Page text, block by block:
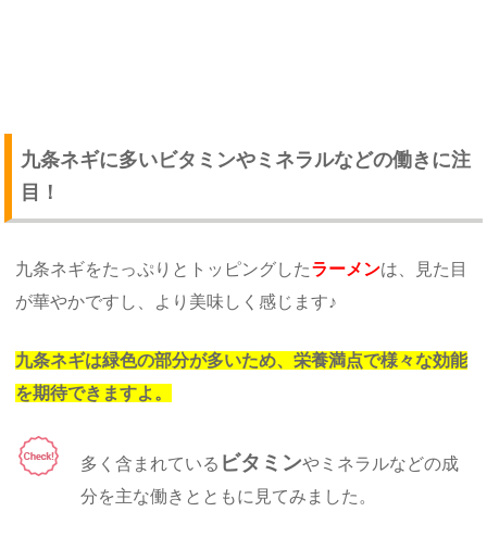
九条ネギに多いビタミンやミネラルなどの働きに注
目！
九条ネギをたっぷりとトッピングしたラーメンは、見た目
が華やかですし、より美味しく感じます♪
九条ネギは緑色の部分が多いため、栄養満点で様々な効能
を期待できますよ。
多く含まれている ビタミンやミネラルなどの成
分を主な働きとともに見てみました。